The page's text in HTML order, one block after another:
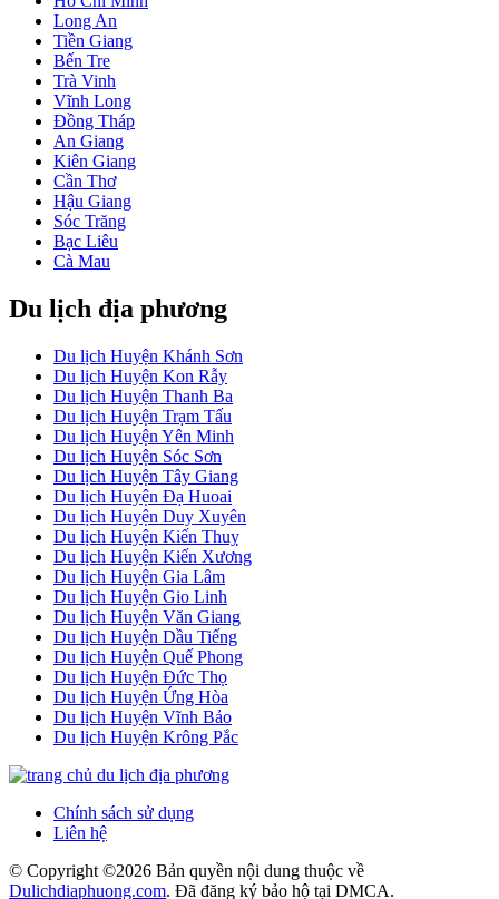
Long An
Tiền Giang
Bến Tre
Trà Vinh
Vĩnh Long
Đồng Tháp
An Giang
Kiên Giang
Cần Thơ
Hậu Giang
Sóc Trăng
Bạc Liêu
Cà Mau
Du lịch địa phương
Du lịch Huyện Khánh Sơn
Du lịch Huyện Kon Rẫy
Du lịch Huyện Thanh Ba
Du lịch Huyện Trạm Tấu
Du lịch Huyện Yên Minh
Du lịch Huyện Sóc Sơn
Du lịch Huyện Tây Giang
Du lịch Huyện Đạ Huoai
Du lịch Huyện Duy Xuyên
Du lịch Huyện Kiến Thuỵ
Du lịch Huyện Kiến Xương
Du lịch Huyện Gia Lâm
Du lịch Huyện Gio Linh
Du lịch Huyện Văn Giang
Du lịch Huyện Dầu Tiếng
Du lịch Huyện Quế Phong
Du lịch Huyện Đức Thọ
Du lịch Huyện Ứng Hòa
Du lịch Huyện Vĩnh Bảo
Du lịch Huyện Krông Pắc
Chính sách sử dụng
Liên hệ
© Copyright ©2026 Bản quyền nội dung thuộc về
Dulichdiaphuong.com. Đã đăng ký bảo hộ tại DMCA.